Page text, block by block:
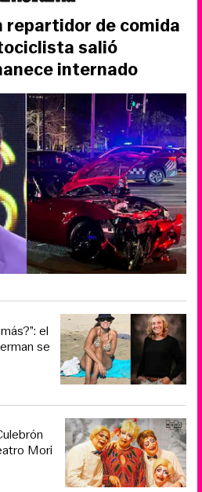
repartidor de comida
salió
internado
el
se
Mori